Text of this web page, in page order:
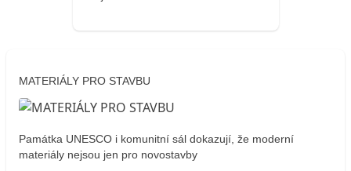
MATERIÁLY PRO STAVBU
Památka UNESCO i komunitní sál dokazují, že moderní
materiály nejsou jen pro novostavby